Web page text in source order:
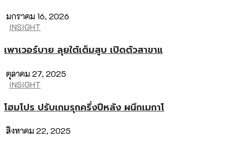
มกราคม 16, 2026
INSIGHT
เพาเวอร์บาย ลุยใต้เต็มสูบ เปิดตัวสาขาแ
ตุลาคม 27, 2025
INSIGHT
โฮมโปร ปรับเกมรุกครึ่งปีหลัง ผนึกเมกาโ
สิงหาคม 22, 2025